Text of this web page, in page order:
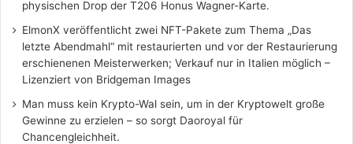
physischen Drop der T206 Honus Wagner-Karte.
ElmonX veröffentlicht zwei NFT-Pakete zum Thema „Das
letzte Abendmahl“ mit restaurierten und vor der Restaurierung
erschienenen Meisterwerken; Verkauf nur in Italien möglich –
Lizenziert von Bridgeman Images
Man muss kein Krypto-Wal sein, um in der Kryptowelt große
Gewinne zu erzielen – so sorgt Daoroyal für
Chancengleichheit.